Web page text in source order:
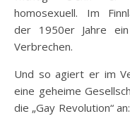
homosexuell. Im
der 1950er Jahre
Verbrechen.
Und so agiert er im
eine geheime
die „Gay Revolution“